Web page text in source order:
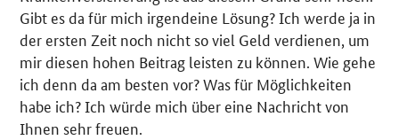
Gibt es da für mich irgendeine Lösung? Ich werde ja in
der ersten Zeit noch nicht so viel Geld verdienen, um
mir diesen hohen Beitrag leisten zu können. Wie gehe
ich denn da am besten vor? Was für Möglichkeiten
habe ich? Ich würde mich über eine Nachricht von
Ihnen sehr freuen.